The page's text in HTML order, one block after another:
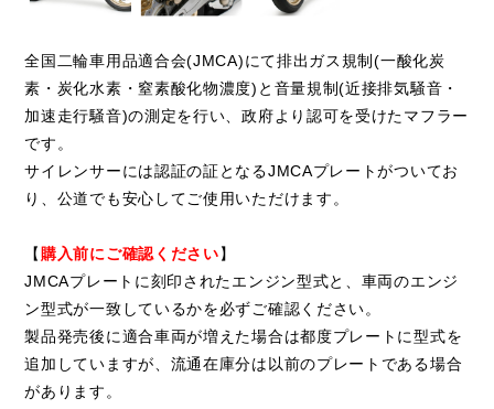
全国二輪車用品適合会(JMCA)にて排出ガス規制(一酸化炭
素・炭化水素・窒素酸化物濃度)と音量規制(近接排気騒音・
加速走行騒音)の測定を行い、政府より認可を受けたマフラー
です。
サイレンサーには認証の証となるJMCAプレートがついてお
り、公道でも安心してご使用いただけます。
【 購入前にご確認ください】
JMCAプレートに刻印されたエンジン型式と、車両のエンジ
ン型式が一致しているかを必ずご確認ください。
製品発売後に適合車両が増えた場合は都度プレートに型式を
追加していますが、流通在庫分は以前のプレートである場合
があります。